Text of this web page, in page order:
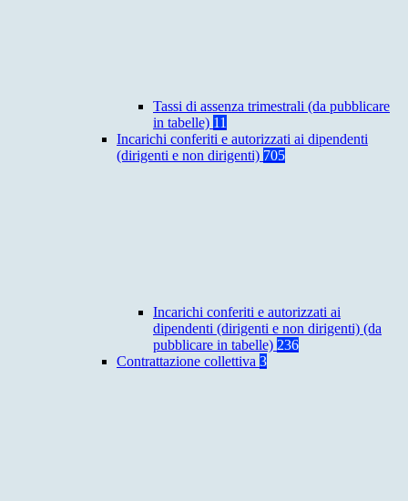
Tassi di assenza trimestrali (da pubblicare
in tabelle) 11
Incarichi conferiti e autorizzati ai dipendenti
(dirigenti e non dirigenti) 705
Incarichi conferiti e autorizzati ai
dipendenti (dirigenti e non dirigenti) (da
pubblicare in tabelle) 236
Contrattazione collettiva 3